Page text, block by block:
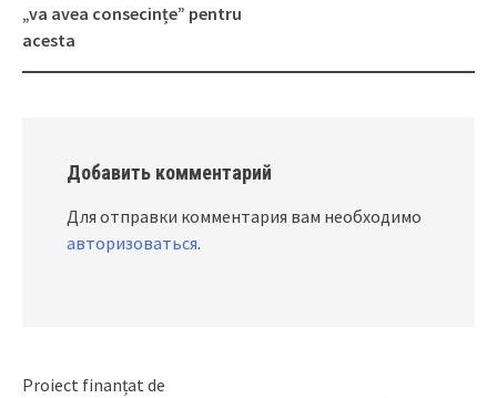
„va avea consecințe” pentru
acesta
Добавить комментарий
Для отправки комментария вам необходимо
авторизоваться.
Proiect finanțat de